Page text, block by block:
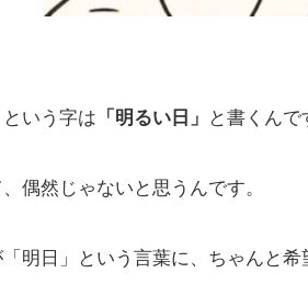
という字は 「明るい日」 と書くんで
偶然じゃないと思うんです。
明日」という言葉に、ちゃんと希